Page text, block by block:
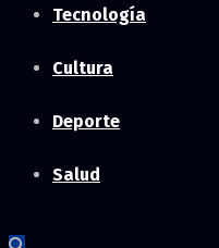
Tecnología
Cultura
Deporte
Salud